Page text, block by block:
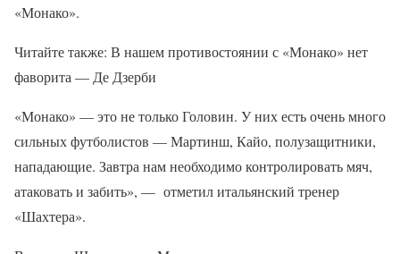
«Монако».
Читайте также: В нашем противостоянии с «Монако» нет
фаворита — Де Дзерби
«Монако» — это не только Головин. У них есть очень много
сильных футболистов — Мартинш, Кайо, полузащитники,
нападающие. Завтра нам необходимо контролировать мяч,
атаковать и забить», — отметил итальянский тренер
«Шахтера».